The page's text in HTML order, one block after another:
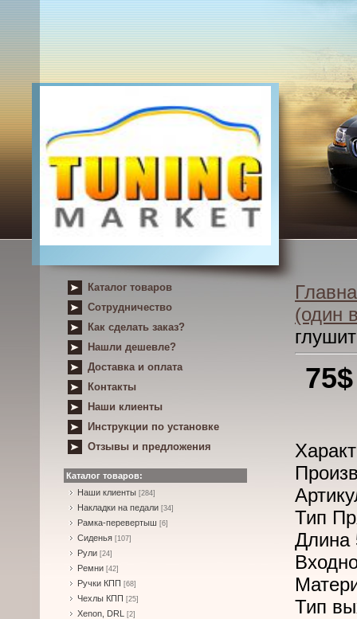
Каталог товаров
Сотрудничество
Как сделать заказ?
Нашли дешевле?
Доставка и оплата
Контакты
Наши клиенты
Инструкции по установке
Отзывы и предложения
Каталог товаров:
Наши клиенты [284]
Накладки на педали [34]
Рамка-перевертыш [6]
Сиденья [107]
Рули [24]
Ремни [42]
Ручки КПП [68]
Чехлы КПП [25]
Xenon, DRL [2]
(один
Тип
Длина
Тип